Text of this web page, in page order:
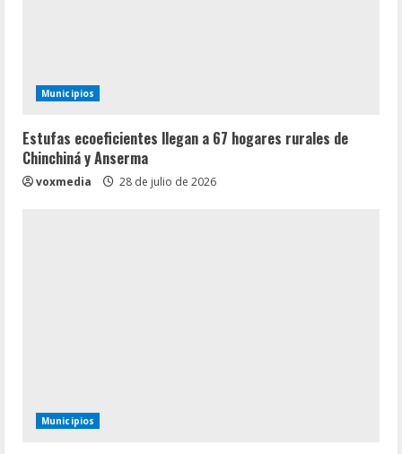
Municipios
Estufas ecoeficientes llegan a 67 hogares rurales de
Chinchiná y Anserma
voxmedia 28 de julio de 2026
Municipios